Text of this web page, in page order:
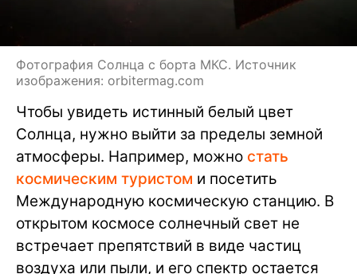
Фотография Солнца с борта МКС. Источник
изображения: orbitermag.com
Чтобы увидеть истинный белый цвет
Солнца, нужно выйти за пределы земной
атмосферы. Например, можно стать
космическим туристом и посетить
Международную космическую станцию. В
открытом космосе солнечный свет не
встречает препятствий в виде частиц
воздуха или пыли, и его спектр остается